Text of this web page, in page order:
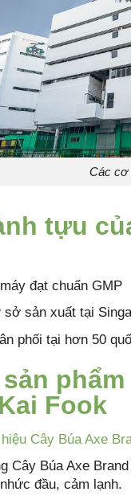
Các cơ
tựu
đạt chuẩn GMP
sản xuất tại
phối tại hơn 50
Fook
Cây Búa Axe
Cây Búa Axe
đầu, cảm lạnh.